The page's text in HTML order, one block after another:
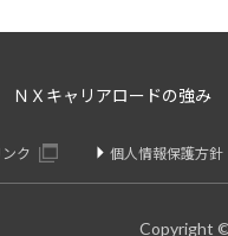
削除を請求することがで
することが出来ます。
ＮＸキャリアロードの強み
ク 個人情報保護方針
Copyright